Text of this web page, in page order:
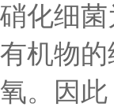
硝化细
有机物
氧。因